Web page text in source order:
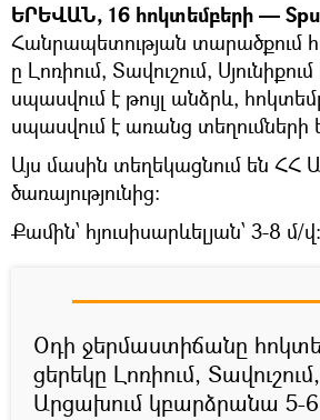
ԵՐԵՎԱՆ, 16 հոկտեմբերի —
Հանրապետության տարածքում
ը Լոռիում, Տավուշում,
սպասվում է թույլ անձրև,
սպասվում է առանց
Այս մասին տեղեկացնում են ՀՀ
ծառայությունից։
Քամին՝ հյուսիսարևելյան՝ 3-8 մ/վ:
Օդի ջերմաստիճանը
ցերեկը Լոռիում,
Արցախում կբարձրանա 5-